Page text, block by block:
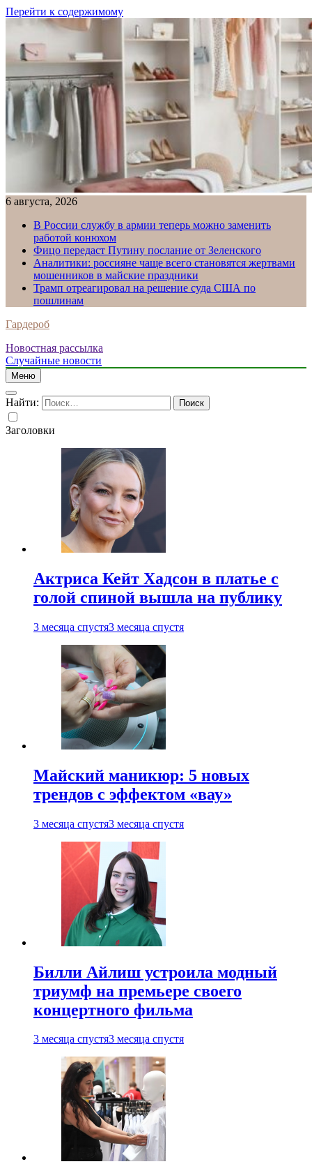
Перейти к содержимому
6 августа, 2026
В России службу в армии теперь можно заменить
работой конюхом
Фицо передаст Путину послание от Зеленского
Аналитики: россияне чаще всего становятся жертвами
мошенников в майские праздники
Трамп отреагировал на решение суда США по
пошлинам
Гардероб
Новостная рассылка
Случайные новости
Меню
Найти:
Заголовки
Актриса Кейт Хадсон в платье с
голой спиной вышла на публику
3 месяца спустя3 месяца спустя
Майский маникюр: 5 новых
трендов с эффектом «вау»
3 месяца спустя3 месяца спустя
Билли Айлиш устроила модный
триумф на премьере своего
концертного фильма
3 месяца спустя3 месяца спустя